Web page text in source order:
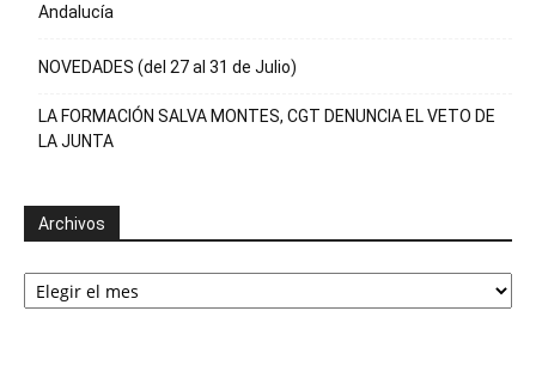
Andalucía
NOVEDADES (del 27 al 31 de Julio)
LA FORMACIÓN SALVA MONTES, CGT DENUNCIA EL VETO DE
LA JUNTA
Archivos
Archivos